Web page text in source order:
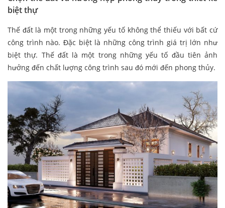
biệt thự
Thế đất là một trong những yếu tố không thể thiếu với bất cứ
công trình nào. Đặc biệt là những công trình giá trị lớn như
biệt thự. Thế đất là một trong những yếu tố đầu tiên ảnh
hưởng đến chất lượng công trình sau đó mới đến phong thủy.